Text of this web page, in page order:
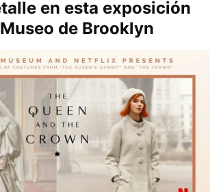
en esta exposición
de Brooklyn